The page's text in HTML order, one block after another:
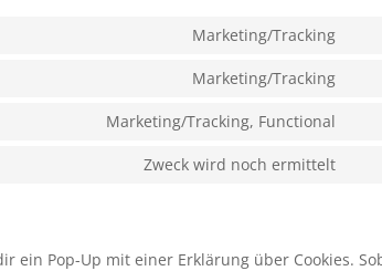
Marketing/Tracking
Marketing/Tracking
Marketing/Tracking, Functional
Zweck wird noch ermittelt
ein Pop-Up mit einer Erklärung über Cookies.